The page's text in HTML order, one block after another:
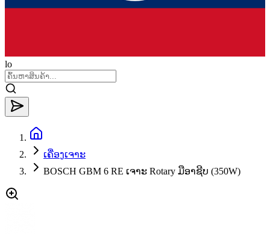
lo
ເຄື່ອງເຈາະ
BOSCH GBM 6 RE ເຈາະ Rotary ມືອາຊີບ (350W)